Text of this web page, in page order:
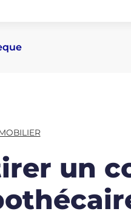
un